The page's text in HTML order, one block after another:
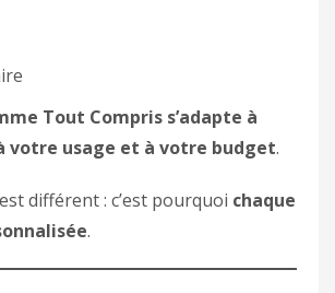
Tout Compris s’adapte à
votre usage et à votre budget.
différent : c’est pourquoi chaque
.